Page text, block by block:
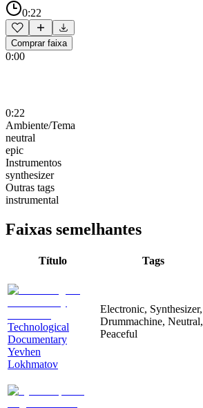
0:22
Comprar faixa
0:00
0:22
Ambiente/Tema
neutral
epic
Instrumentos
synthesizer
Outras tags
instrumental
Faixas semelhantes
Título Tags
Technological
Documentary
Yevhen
Lokhmatov
Electronic, Synthesizer,
Drummachine, Neutral,
Peaceful